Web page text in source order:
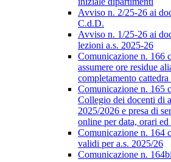
Avviso n. 2/25-26 ai
C.d.D.
Avviso n. 1/25-26 ai
lezioni a.s. 2025-26
Comunicazione n. 166
assumere ore residue
completamento
Comunicazione n. 165
Collegio dei docenti di
2025/2026 e presa di
online per data, orari
Comunicazione n. 164
validi per a.s. 2025/26
Comunicazione n.